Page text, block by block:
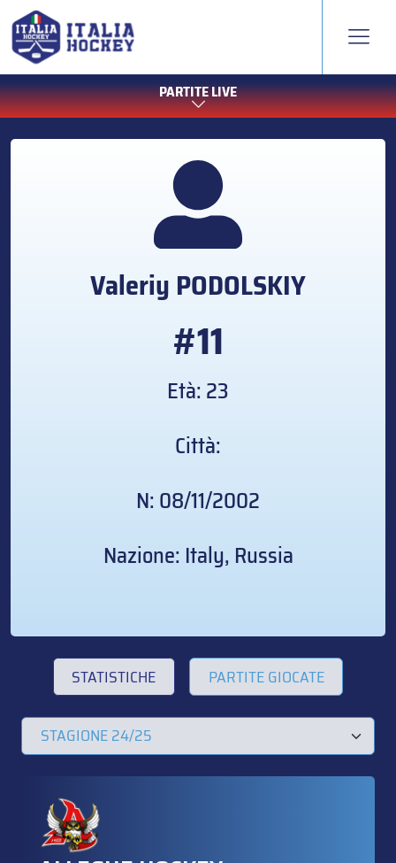
PARTITE LIVE
Valeriy PODOLSKIY
#11
Età: 23
Città:
N: 08/11/2002
Nazione: Italy, Russia
STATISTICHE PARTITE GIOCATE